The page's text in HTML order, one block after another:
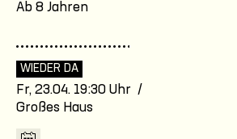
Ab 8 Jahren
WIEDER DA
Fr, 23.04. 19:30 Uhr /
Großes Haus